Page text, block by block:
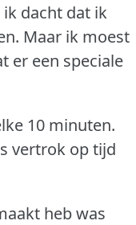
ik dacht dat ik
Maar ik moest
er een speciale
10 minuten.
vertrok op tijd
heb was